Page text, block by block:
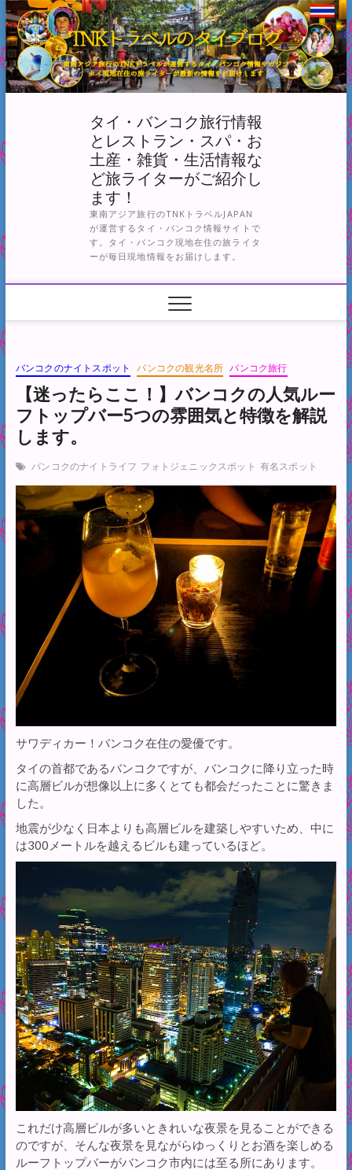
Skip
to
content
タイ・バンコク旅行情報
とレストラン・スパ・お
土産・雑貨・生活情報な
ど旅ライターがご紹介し
ます！
東南アジア旅行のTNKトラベルJAPAN
が運営するタイ・バンコク情報サイトで
す。タイ・バンコク現地在住の旅ライタ
ーが毎日現地情報をお届けします。
バンコクのナイトスポット バンコクの観光名所 バンコク旅行
【迷ったらここ！】バンコクの人気ルー
フトップバー5つの雰囲気と特徴を解説
します。
バンコクのナイトライフ フォトジェニックスポット 有名スポット
サワディカー！バンコク在住の愛優です。
タイの首都であるバンコクですが、バンコクに降り立った時
に高層ビルが想像以上に多くとても都会だったことに驚きま
した。
地震が少なく日本よりも高層ビルを建築しやすいため、中に
は300メートルを越えるビルも建っているほど。
これだけ高層ビルが多いときれいな夜景を見ることができる
のですが、そんな夜景を見ながらゆっくりとお酒を楽しめる
ルーフトップバーがバンコク市内には至る所にあります。